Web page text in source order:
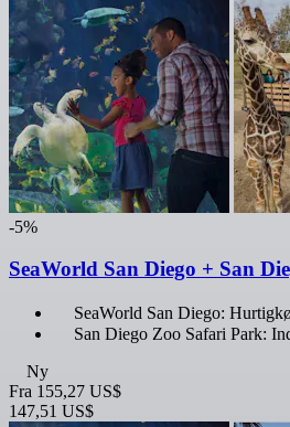
-5%
SeaWorld San Diego + San
SeaWorld San Diego:
San Diego Zoo Safari Park:
Ny
Fra 155,27 US$
147,51 US$